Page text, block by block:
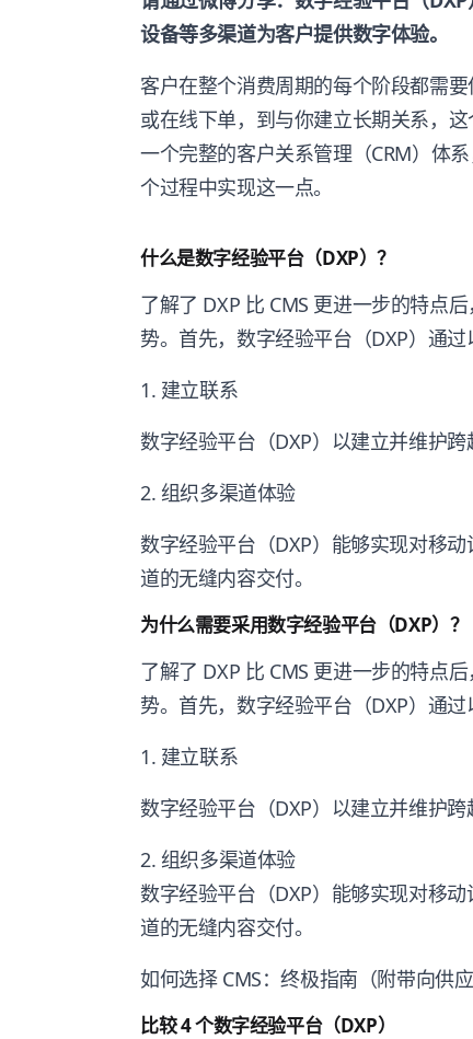
设备等多渠道为客户提供数字体验。
客户在整个消费周期的每个阶段都需
或在线下单，到与你建立长期关系，
一个完整的客户关系管理（CRM）体
个过程中实现这一点。
什么是数字经验平台（DXP）？
了解了 DXP 比 CMS 更进一步的特点
势。首先，数字经验平台（DXP）通过
1. 建立联系
数字经验平台（DXP）以建立并维护
2. 组织多渠道体验
数字经验平台（DXP）能够实现对移
道的无缝内容交付。
为什么需要采用数字经验平台（DXP）？
了解了 DXP 比 CMS 更进一步的特点
势。首先，数字经验平台（DXP）通过
1. 建立联系
数字经验平台（DXP）以建立并维护
2. 组织多渠道体验
数字经验平台（DXP）能够实现对移
道的无缝内容交付。
如何选择 CMS：终极指南（附带向供
比较 4 个数字经验平台（DXP）